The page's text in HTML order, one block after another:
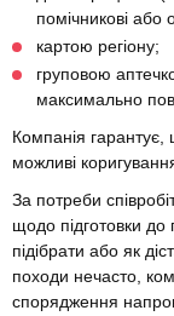
помічникові або
картою регіону;
груповою
максимально
Компанія гарантує,
можливі
За потреби
щодо підготовки
підібрати або як
походи нечасто,
спорядження